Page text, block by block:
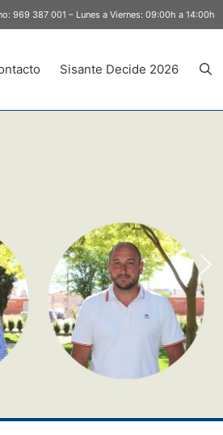
969 387 001 – Lunes a Viernes: 09:00h a 14:00h
Sisante Decide 2026